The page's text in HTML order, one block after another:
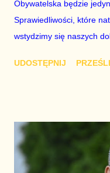
Obywatelska będzie
Sprawiedliwości, które
wstydzimy się naszych
dowodem na słabość
czymś wstydliwym.
z szyldu PiS, choć jego
UDOSTĘPNIJ